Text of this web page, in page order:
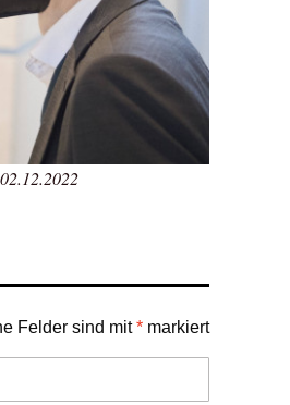
Felder sind mit* markiert